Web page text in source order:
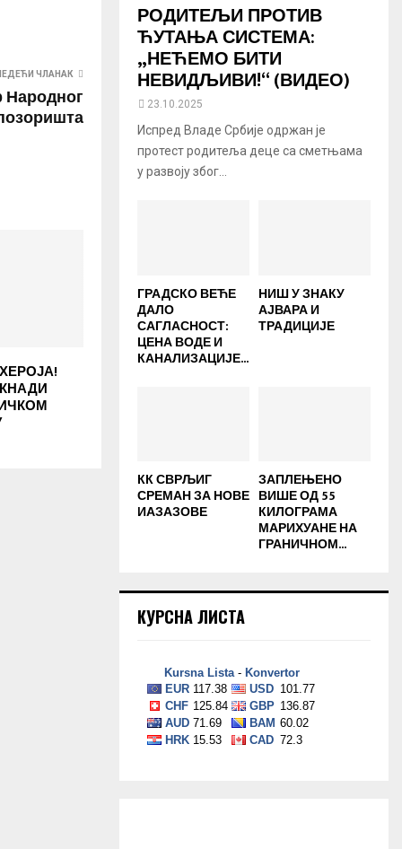
ЧЛАНАК
Народног
РОДИТЕЉИ ПРОТИВ
ЋУТАЊА СИСТЕМА:
„НЕЋЕМО БИТИ
НЕВИДЉИВИ!“ (ВИДЕО)
23.10.2025
Испред Владе Србије одржан је
протест родитеља деце са сметњама
у развоју због...
ГРАДСКО ВЕЋЕ
ДАЛО
САГЛАСНОСТ:
ЦЕНА ВОДЕ И
КАНАЛИЗАЦИЈЕ...
НИШ У ЗНАКУ
АЈВАРА И
ТРАДИЦИЈЕ
КК СВРЉИГ
СРЕМАН ЗА НОВЕ
ИАЗАЗОВЕ
ЗАПЛЕЊЕНО
ВИШЕ ОД 55
КИЛОГРАМА
МАРИХУАНЕ НА
ГРАНИЧНОМ...
КУРСНА ЛИСТА